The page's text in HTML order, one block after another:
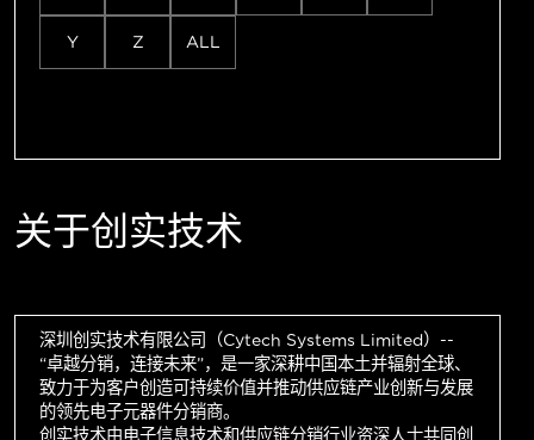
Y Z ALL
关于创实技术
深圳创实技术有限公司（Cytech Systems Limited）--
“卓越分销，连接未来”，是一家深耕中国本土并辐射全球、
致力于为客户创造可持续价值并推动供应链产业创新与发展
的领先电子元器件分销商。
创实技术由电子信息技术和供应链分销行业资深人士共同创